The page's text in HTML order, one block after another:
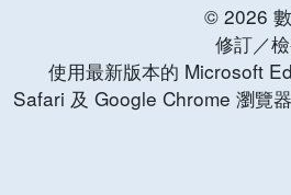
© 2026
修訂／
使用最新版本的 Microsoft
Safari 及 Google Chrome 瀏覽